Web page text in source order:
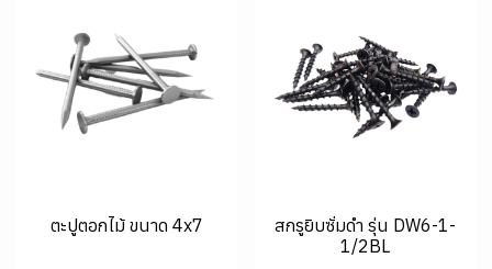
ตะปูตอกไม้ ขนาด 4x7
สกรูยิบซั่มดำ รุ่น DW6-1-
1/2BL